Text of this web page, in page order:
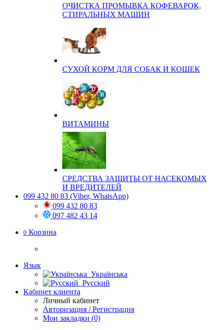
ОЧИСТКА ПРОМЫВКА КОФЕВАРОК,
СТИРАЛЬНЫХ МАШИН
СУХОЙ КОРМ ДЛЯ СОБАК И КОШЕК
ВИТАМИНЫ
СРЕДСТВА ЗАЩИТЫ ОТ НАСЕКОМЫХ
И ВРЕДИТЕЛЕЙ
099 432 80 83 (Viber, WhatsApp)
099 432 80 83
097 482 43 14
0 Корзина
Язык
Українська
Русский
Кабинет клиента
Личный кабинет
Авторизация / Регистрация
Мои закладки (0)